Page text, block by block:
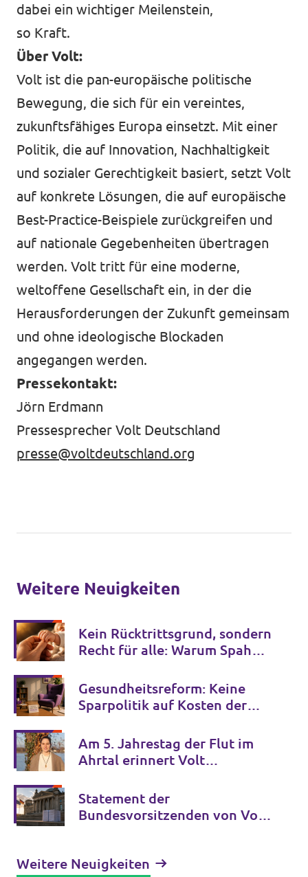
dabei ein wichtiger Meilenstein,
so Kraft.
Über Volt:
Volt ist die pan-europäische politische
Bewegung, die sich für ein vereintes,
zukunftsfähiges Europa einsetzt. Mit einer
Politik, die auf Innovation, Nachhaltigkeit
und sozialer Gerechtigkeit basiert, setzt Volt
auf konkrete Lösungen, die auf europäische
Best-Practice-Beispiele zurückgreifen und
auf nationale Gegebenheiten übertragen
werden. Volt tritt für eine moderne,
weltoffene Gesellschaft ein, in der die
Herausforderungen der Zukunft gemeinsam
und ohne ideologische Blockaden
angegangen werden.
Pressekontakt:
Jörn Erdmann
Pressesprecher Volt Deutschland
presse@voltdeutschland.org
Weitere Neuigkeiten
Kein Rücktrittsgrund, sondern
Recht für alle: Warum Spahns
bleiben darf
Gesundheitsreform: Keine
Sparpolitik auf Kosten der
Am 5. Jahrestag der Flut im
Ahrtal erinnert Volt
Klimakrise und fordert
entschlossenes Handeln
Statement der
Bundesvorsitzenden von Volt
Weitere Neuigkeiten